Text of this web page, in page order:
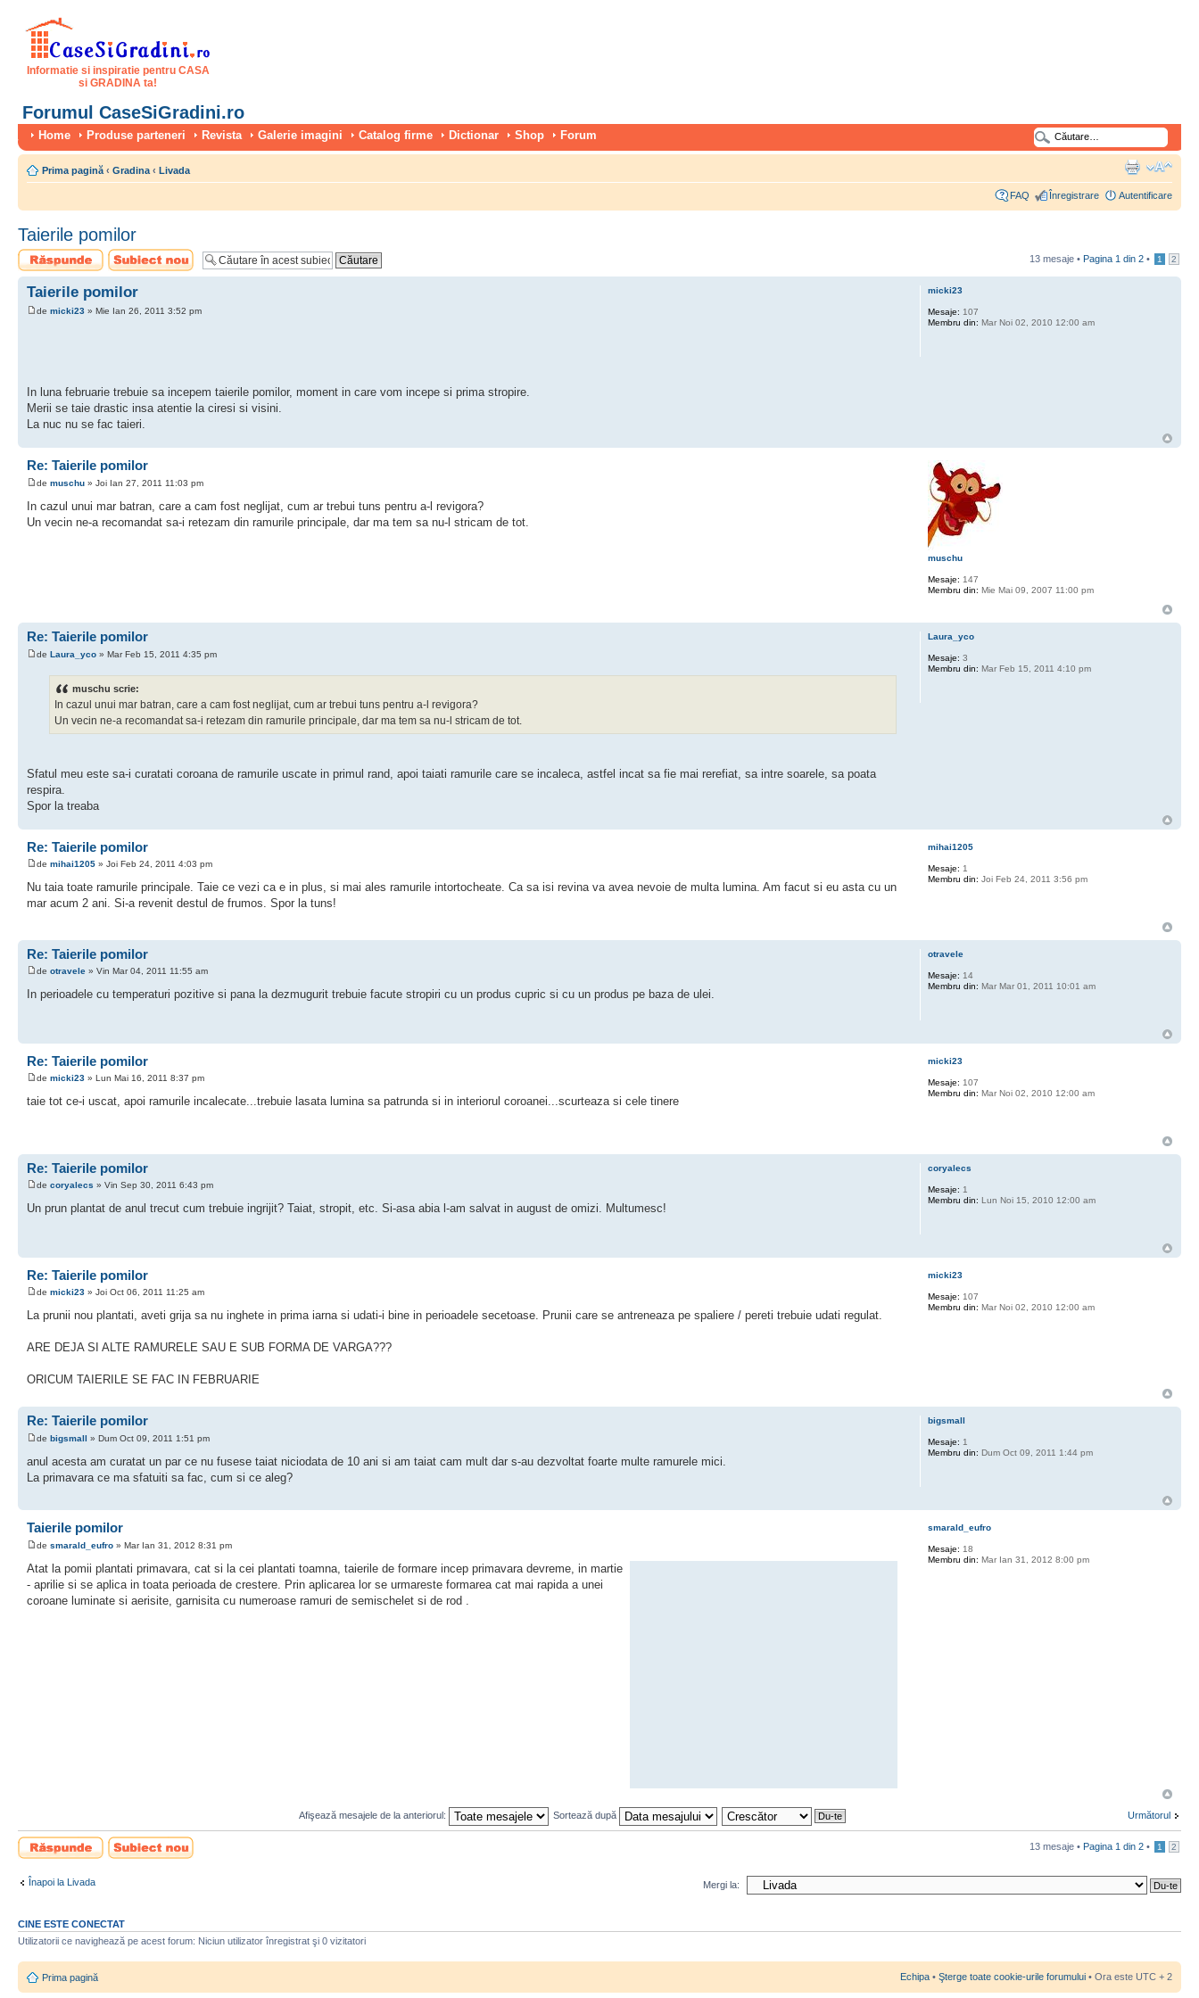
Informatie si inspiratie pentru CASA
si GRADINA ta!
Forumul CaseSiGradini.ro
Home Produse parteneri Revista Galerie imagini Catalog firme Dictionar Shop Forum
Prima pagină ‹ Gradina ‹ Livada
FAQ Înregistrare Autentificare
Taierile pomilor
Scrie un răspuns
Scrie un subiect
nou
13 mesaje • Pagina 1 din 2 • 1 2
Taierile pomilor
de micki23 » Mie Ian 26, 2011 3:52 pm
In luna februarie trebuie sa incepem taierile pomilor, moment in care vom incepe si prima stropire.
Merii se taie drastic insa atentie la ciresi si visini.
La nuc nu se fac taieri.
micki23
Mesaje: 107
Membru din: Mar Noi 02, 2010 12:00 am
Re: Taierile pomilor
de muschu » Joi Ian 27, 2011 11:03 pm
In cazul unui mar batran, care a cam fost neglijat, cum ar trebui tuns pentru a-l revigora?
Un vecin ne-a recomandat sa-i retezam din ramurile principale, dar ma tem sa nu-l stricam de tot.
muschu
Mesaje: 147
Membru din: Mie Mai 09, 2007 11:00 pm
Re: Taierile pomilor
de Laura_yco » Mar Feb 15, 2011 4:35 pm
muschu scrie:
In cazul unui mar batran, care a cam fost neglijat, cum ar trebui tuns pentru a-l revigora?
Un vecin ne-a recomandat sa-i retezam din ramurile principale, dar ma tem sa nu-l stricam de tot.
Sfatul meu este sa-i curatati coroana de ramurile uscate in primul rand, apoi taiati ramurile care se incaleca, astfel incat sa fie mai rerefiat, sa intre soarele, sa poata
respira.
Spor la treaba
Laura_yco
Mesaje: 3
Membru din: Mar Feb 15, 2011 4:10 pm
Re: Taierile pomilor
de mihai1205 » Joi Feb 24, 2011 4:03 pm
Nu taia toate ramurile principale. Taie ce vezi ca e in plus, si mai ales ramurile intortocheate. Ca sa isi revina va avea nevoie de multa lumina. Am facut si eu asta cu un
mar acum 2 ani. Si-a revenit destul de frumos. Spor la tuns!
mihai1205
Mesaje: 1
Membru din: Joi Feb 24, 2011 3:56 pm
Re: Taierile pomilor
de otravele » Vin Mar 04, 2011 11:55 am
In perioadele cu temperaturi pozitive si pana la dezmugurit trebuie facute stropiri cu un produs cupric si cu un produs pe baza de ulei.
otravele
Mesaje: 14
Membru din: Mar Mar 01, 2011 10:01 am
Re: Taierile pomilor
de micki23 » Lun Mai 16, 2011 8:37 pm
taie tot ce-i uscat, apoi ramurile incalecate...trebuie lasata lumina sa patrunda si in interiorul coroanei...scurteaza si cele tinere
micki23
Mesaje: 107
Membru din: Mar Noi 02, 2010 12:00 am
Re: Taierile pomilor
de coryalecs » Vin Sep 30, 2011 6:43 pm
Un prun plantat de anul trecut cum trebuie ingrijit? Taiat, stropit, etc. Si-asa abia l-am salvat in august de omizi. Multumesc!
coryalecs
Mesaje: 1
Membru din: Lun Noi 15, 2010 12:00 am
Re: Taierile pomilor
de micki23 » Joi Oct 06, 2011 11:25 am
La prunii nou plantati, aveti grija sa nu inghete in prima iarna si udati-i bine in perioadele secetoase. Prunii care se antreneaza pe spaliere / pereti trebuie udati regulat.
ARE DEJA SI ALTE RAMURELE SAU E SUB FORMA DE VARGA???
ORICUM TAIERILE SE FAC IN FEBRUARIE
micki23
Mesaje: 107
Membru din: Mar Noi 02, 2010 12:00 am
Re: Taierile pomilor
de bigsmall » Dum Oct 09, 2011 1:51 pm
anul acesta am curatat un par ce nu fusese taiat niciodata de 10 ani si am taiat cam mult dar s-au dezvoltat foarte multe ramurele mici.
La primavara ce ma sfatuiti sa fac, cum si ce aleg?
bigsmall
Mesaje: 1
Membru din: Dum Oct 09, 2011 1:44 pm
Taierile pomilor
de smarald_eufro » Mar Ian 31, 2012 8:31 pm
Atat la pomii plantati primavara, cat si la cei plantati toamna, taierile de formare incep primavara devreme, in martie
- aprilie si se aplica in toata perioada de crestere. Prin aplicarea lor se urmareste formarea cat mai rapida a unei
coroane luminate si aerisite, garnisita cu numeroase ramuri de semischelet si de rod .
smarald_eufro
Mesaje: 18
Membru din: Mar Ian 31, 2012 8:00 pm
Următorul
Afişează mesajele de la anteriorul: Sortează după
Scrie un răspuns
Scrie un subiect
nou
13 mesaje • Pagina 1 din 2 • 1 2
Înapoi la Livada Mergi la:
CINE ESTE CONECTAT
Utilizatorii ce navighează pe acest forum: Niciun utilizator înregistrat şi 0 vizitatori
Prima pagină Echipa • Şterge toate cookie-urile forumului • Ora este UTC + 2